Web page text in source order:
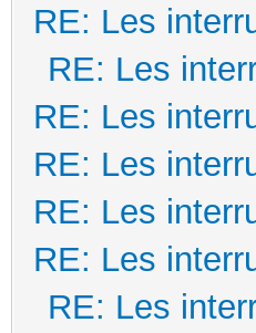
RE: Les
RE: Les
RE: Les
RE: Les
RE: Les
RE: Les
RE: Les